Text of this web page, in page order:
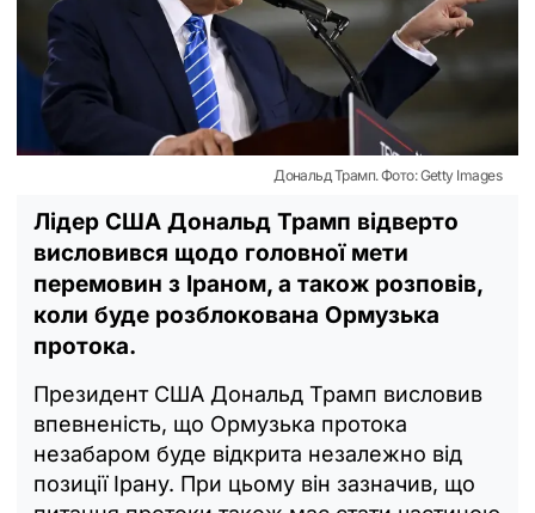
Дональд Трамп. Фото: Getty Images
Лідер США Дональд Трамп відверто
висловився щодо головної мети
перемовин з Іраном, а також розповів,
коли буде розблокована Ормузька
протока.
Президент США Дональд Трамп висловив
впевненість, що Ормузька протока
незабаром буде відкрита незалежно від
позиції Ірану. При цьому він зазначив, що